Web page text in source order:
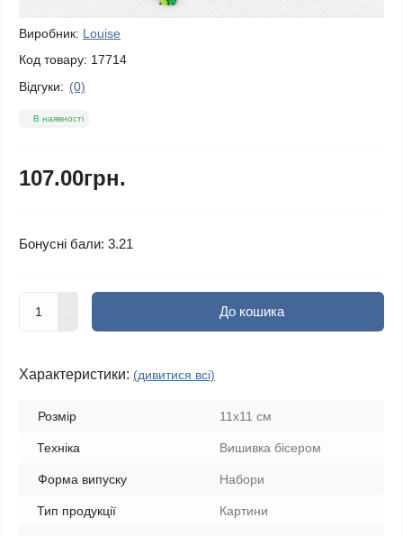
Виробник: Louise
Код товару: 17714
Відгуки: (0)
В наявності
107.00грн.
Бонусні бали: 3.21
До кошика
Характеристики: (дивитися всі)
Розмір 11х11 см
Техніка Вишивка бісером
Форма випуску Набори
Тип продукції Картини